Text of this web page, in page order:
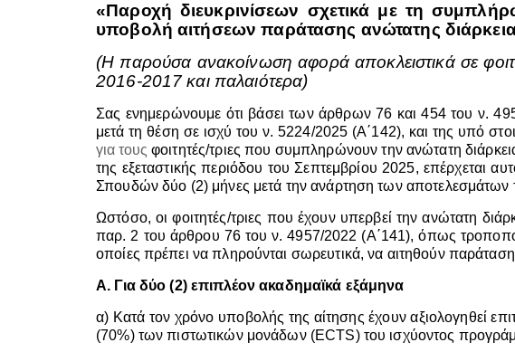
«Παροχή διευκρινίσεων σχετικά με τη
υποβολή αιτήσεων παράτασης ανώτατης
(Η παρούσα ανακοίνωση αφορά αποκλειστικά σε
2016-2017 και παλαιότερα)
Σας ενημερώνουμε ότι βάσει των άρθρων 76 και 454 του ν.
μετά τη θέση σε ισχύ του ν. 5224/2025 (Α΄142), και της υπό
για τουςφοιτητές/τριες που συμπληρώνουν την ανώτατη
της εξεταστικής περιόδου του Σεπτεμβρίου 2025, επέρχεται
Σπουδών δύο (2) μήνες μετά την ανάρτηση των αποτελεσμάτων
Ωστόσο, οι φοιτητές/τριες που έχουν υπερβεί την ανώτατη
παρ. 2 του άρθρου 76 του ν. 4957/2022 (Α΄141), όπως
οποίες πρέπει να πληρούνται σωρευτικά, να αιτηθούν
Α. Για δύο (2) επιπλέον ακαδημαϊκά εξάμηνα
α) Κατά τον χρόνο υποβολής της αίτησης έχουν αξιολογηθεί
(70%) των πιστωτικών μονάδων (ECTS) του ισχύοντος